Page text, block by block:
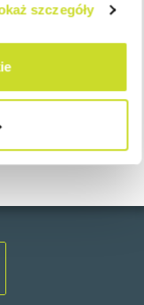
szczegóły